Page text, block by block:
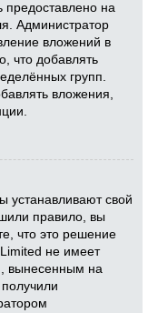
на
Администратор
вложений в
что добавлять
групп.
вложения,
устанавливают свой
правило, вы
что это решение
не имеет
вынесенным на